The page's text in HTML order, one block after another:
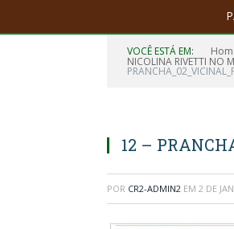
VOCÊ ESTÁ EM:
NICOLINA RIVETTI NO
12 –
POR CR2-ADMIN2 EM 2 DE